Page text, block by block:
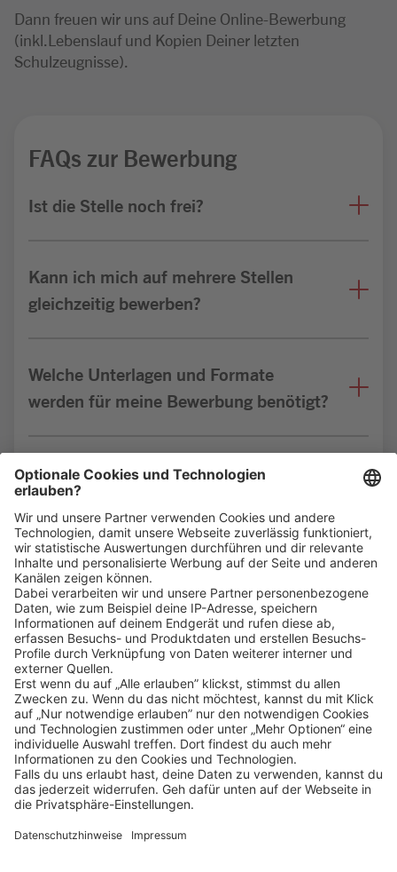
Dann freuen wir uns auf Deine Online-Bewerbung
(inkl.Lebenslauf und Kopien Deiner letzten
Schulzeugnisse).
FAQs zur Bewerbung
Ist die Stelle noch frei?
Kann ich mich auf mehrere Stellen
gleichzeitig bewerben?
Welche Unterlagen und Formate
werden für meine Bewerbung benötigt?
Bin ich für die Stelle geeignet?
Klickehier, um alle offenen Jobs zu sehen.
Impressum Datenschutz
Privatsphäre-Einstellungen
FAQ
Veranstaltungen
Sitemap